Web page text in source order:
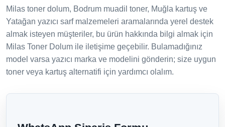
Milas toner dolum, Bodrum muadil toner, Muğla kartuş ve
Yatağan yazıcı sarf malzemeleri aramalarında yerel destek
almak isteyen müşteriler, bu ürün hakkında bilgi almak için
Milas Toner Dolum ile iletişime geçebilir. Bulamadığınız
model varsa yazıcı marka ve modelini gönderin; size uygun
toner veya kartuş alternatifi için yardımcı olalım.